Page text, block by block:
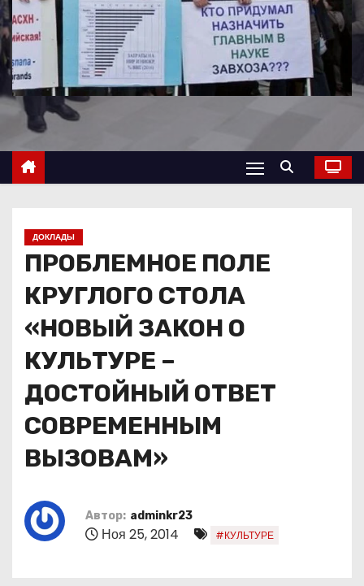
о
м
у
ДОКЛАДЫ
ПРОБЛЕМНОЕ ПОЛЕ
КРУГЛОГО СТОЛА
«НОВЫЙ ЗАКОН О
КУЛЬТУРЕ –
ДОСТОЙНЫЙ ОТВЕТ
СОВРЕМЕННЫМ
ВЫЗОВАМ»
Автор: adminkr23
Ноя 25, 2014 #КУЛЬТУРЕ